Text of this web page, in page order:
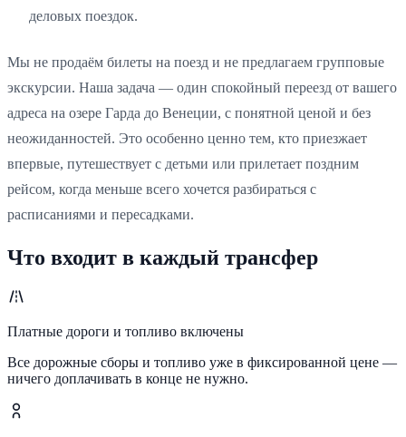
деловых поездок.
Мы не продаём билеты на поезд и не предлагаем групповые
экскурсии. Наша задача — один спокойный переезд от вашего
адреса на озере Гарда до Венеции, с понятной ценой и без
неожиданностей. Это особенно ценно тем, кто приезжает
впервые, путешествует с детьми или прилетает поздним
рейсом, когда меньше всего хочется разбираться с
расписаниями и пересадками.
Что входит в каждый трансфер
Платные дороги и топливо включены
Все дорожные сборы и топливо уже в фиксированной цене —
ничего доплачивать в конце не нужно.